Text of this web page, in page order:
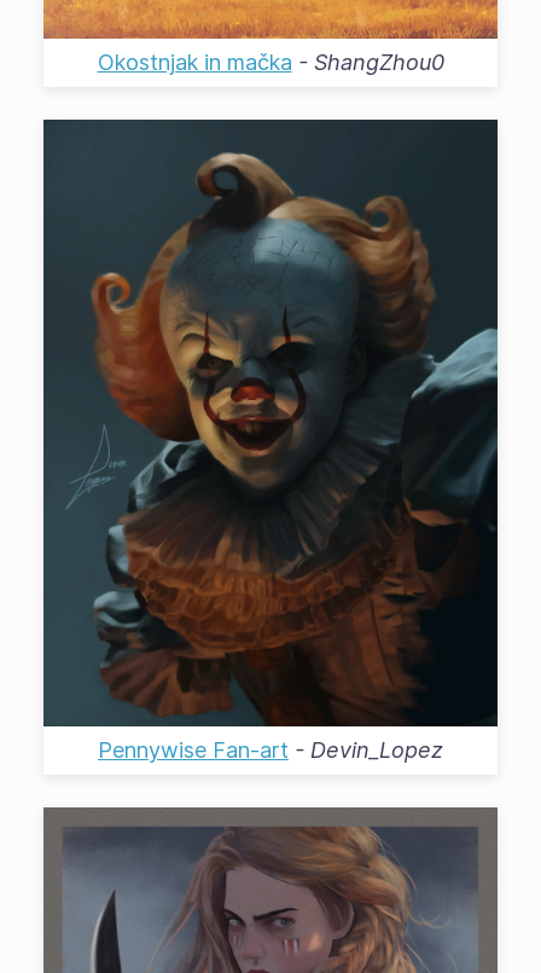
Okostnjak in mačka - ShangZhou0
Pennywise Fan-art - Devin_Lopez